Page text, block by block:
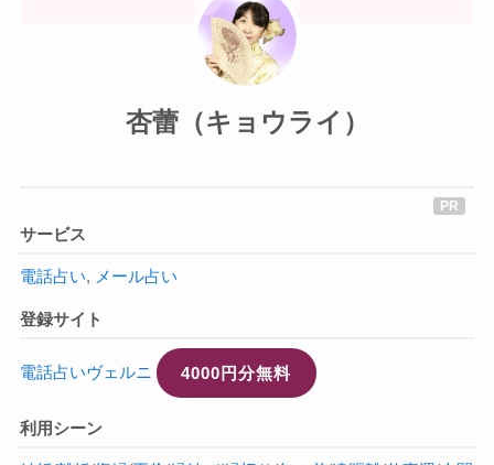
杏蕾（キョウライ）
サービス
電話占い, メール占い
登録サイト
電話占いヴェルニ 4000円分無料
利用シーン